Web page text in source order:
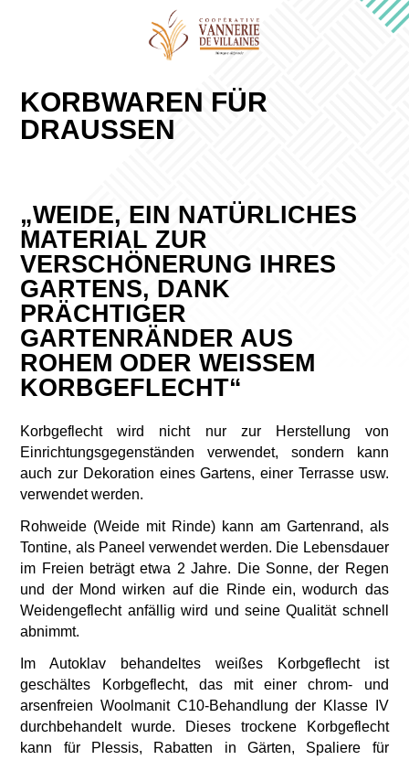
KORBWAREN FÜR
DRAUSSEN
„WEIDE, EIN NATÜRLICHES
MATERIAL ZUR
VERSCHÖNERUNG IHRES
GARTENS, DANK
PRÄCHTIGER
GARTENRÄNDER AUS
ROHEM ODER WEISSEM K
ORBGEFLECHT“
Korbgeflecht wird nicht nur zur Herstellung von
Einrichtungsgegenständen verwendet, sondern kann
auch zur Dekoration eines Gartens, einer Terrasse usw.
verwendet werden.
Rohweide (Weide mit Rinde) kann am Gartenrand, als
Tontine, als Paneel verwendet werden. Die Lebensdauer
im Freien beträgt etwa 2 Jahre. Die Sonne, der Regen
und der Mond wirken auf die Rinde ein, wodurch das
Weidengeflecht anfällig wird und seine Qualität schnell
abnimmt.
Im Autoklav behandeltes weißes Korbgeflecht ist
geschältes Korbgeflecht, das mit einer chrom- und
arsenfreien Woolmanit C10-Behandlung der Klasse IV
durchbehandelt wurde. Dieses trockene Korbgeflecht
kann für Plessis, Rabatten in Gärten, Spaliere für